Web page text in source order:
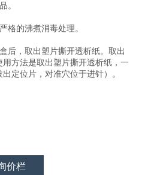
。
格的沸煮消毒处理。
后，取出塑片撕开透析纸。取出
方法是取出塑片撕开透析纸，一
定位片，对准穴位于进针）。
价栏